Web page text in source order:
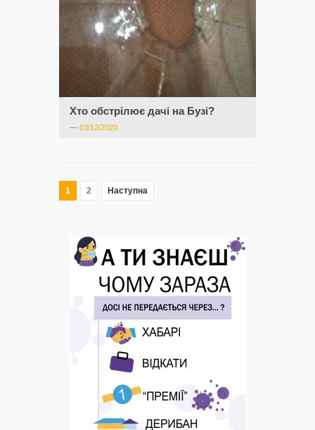
Хто обстрілює дачі на Бузі?
— 03/12/2020
1 2 Наступна